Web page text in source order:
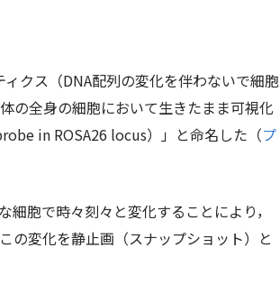
クス（DNA配列の変化を伴わないで細胞
の全身の細胞において生きたまま可視化
in ROSA26 locus）」と命名した（プ
胞で時々刻々と変化することにより，
の変化を静止画（スナップショット）と